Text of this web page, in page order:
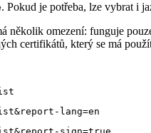
. Pokud je potřeba, lze vybrat i
několik omezení: funguje
certifikátů, který se má
lang=en